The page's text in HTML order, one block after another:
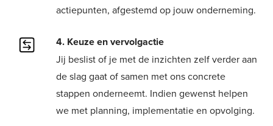
actiepunten, afgestemd op jouw onderneming.
4. Keuze en vervolgactie
Jij beslist of je met de inzichten zelf verder aan
de slag gaat of samen met ons concrete
stappen onderneemt. Indien gewenst helpen
we met planning, implementatie en opvolging.